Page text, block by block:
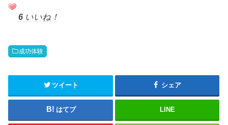
6 いいね！
成功体験
ツイート シェア
はてブ LINE